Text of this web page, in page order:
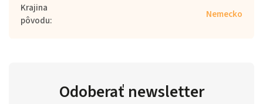
Krajina
pôvodu: Nemecko
Odoberať newsletter